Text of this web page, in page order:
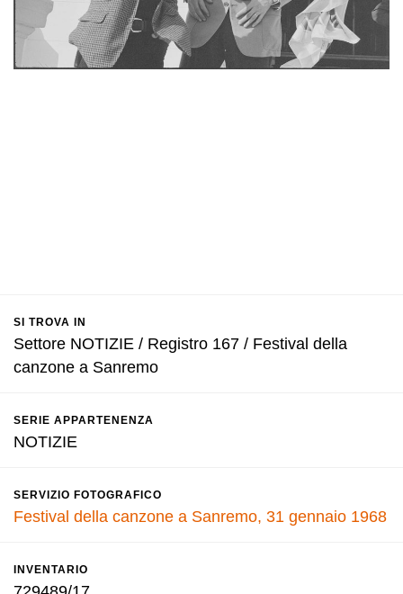
SI TROVA IN
Settore NOTIZIE / Registro 167 / Festival della
canzone a Sanremo
SERIE APPARTENENZA
NOTIZIE
SERVIZIO FOTOGRAFICO
Festival della canzone a Sanremo, 31 gennaio 1968
INVENTARIO